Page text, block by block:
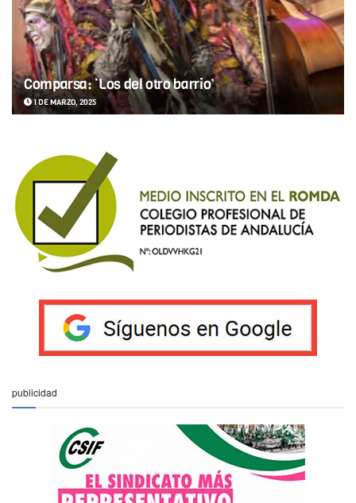
Comparsa: ‘Los del otro barrio’
1 DE MARZO, 2025
publicidad